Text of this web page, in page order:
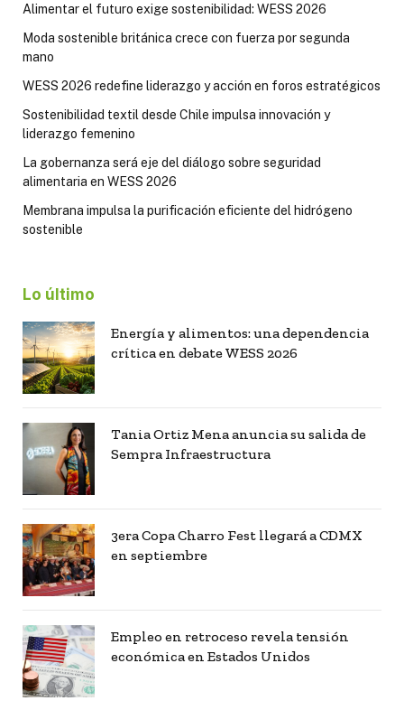
Alimentar el futuro exige sostenibilidad: WESS 2026
Moda sostenible británica crece con fuerza por segunda
mano
WESS 2026 redefine liderazgo y acción en foros estratégicos
Sostenibilidad textil desde Chile impulsa innovación y
liderazgo femenino
La gobernanza será eje del diálogo sobre seguridad
alimentaria en WESS 2026
Membrana impulsa la purificación eficiente del hidrógeno
sostenible
Lo último
Energía y alimentos: una dependencia
crítica en debate WESS 2026
Tania Ortiz Mena anuncia su salida de
Sempra Infraestructura
3era Copa Charro Fest llegará a CDMX
en septiembre
Empleo en retroceso revela tensión
económica en Estados Unidos